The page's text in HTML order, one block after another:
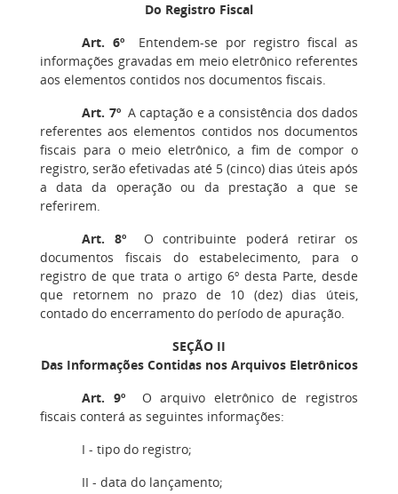
Do Registro Fiscal
Art. 6ºEntendem-se por registro fiscal as
informações gravadas em meio eletrônico referentes
aos elementos contidos nos documentos fiscais.
Art. 7º A captação e a consistência dos dados
referentes aos elementos contidos nos documentos
fiscais para o meio eletrônico, a fim de compor o
registro, serão efetivadas até 5 (cinco) dias úteis após
a data da operação ou da prestação a que se
referirem.
Art. 8ºO contribuinte poderá retirar os
documentos fiscais do estabelecimento, para o
registro de que trata o artigo 6º desta Parte, desde
que retornem no prazo de 10 (dez) dias úteis,
contado do encerramento do período de apuração.
SEÇÃO II
Das Informações Contidas nos Arquivos Eletrônicos
Art. 9ºO arquivo eletrônico de registros
fiscais conterá as seguintes informações:
I- tipo do registro;
II- data do lançamento;